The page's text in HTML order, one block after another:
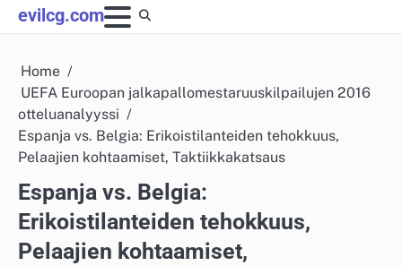
Skip
to
evilcg.com
Home
UEFA Euroopan jalkapallomestaruuskilpailujen 2016
otteluanalyyssi
Espanja vs. Belgia: Erikoistilanteiden tehokkuus,
Pelaajien kohtaamiset, Taktiikkakatsaus
Espanja vs. Belgia:
Erikoistilanteiden tehokkuus,
Pelaajien kohtaamiset,